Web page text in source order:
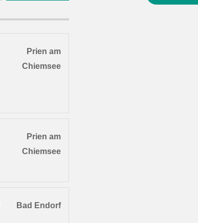
Prien am
Chiemsee
Prien am
Chiemsee
Bad Endorf